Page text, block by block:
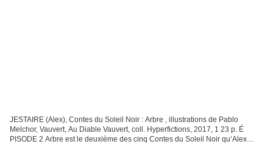
JESTAIRE (Alex), Contes du Soleil Noir : Arbre , illustrations de Pablo
Melchor, Vauvert, Au Diable Vauvert, coll. Hyperfictions, 2017, 1 23 p. É
PISODE 2 Arbre est le deuxième des cinq Contes du Soleil Noir qu’Alex